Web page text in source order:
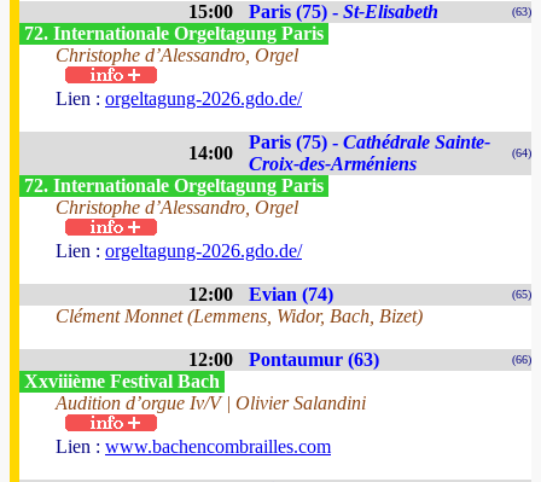
15:00 Paris (75) - St-Elisabeth (63)
72. Internationale Orgeltagung Paris
Christophe d’Alessandro, Orgel
Lien : orgeltagung-2026.gdo.de/
14:00
Paris (75) - Cathédrale Sainte-
Croix-des-Arméniens
(64)
72. Internationale Orgeltagung Paris
Christophe d’Alessandro, Orgel
Lien : orgeltagung-2026.gdo.de/
12:00 Evian (74) (65)
Clément Monnet (Lemmens, Widor, Bach, Bizet)
12:00 Pontaumur (63) (66)
Xxviiième Festival Bach
Audition d’orgue Iv/V | Olivier Salandini
Lien : www.bachencombrailles.com